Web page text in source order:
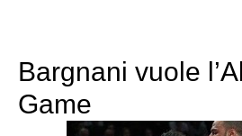
Bargnani vuole
Game